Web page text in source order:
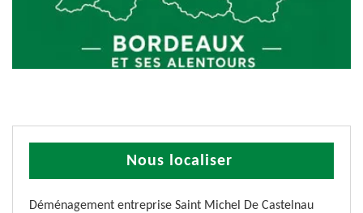
Nous localiser
Déménagement entreprise Saint Michel De Castelnau